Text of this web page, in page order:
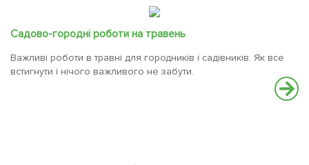
Садово-городні роботи на травень
Важливі роботи в травні для городників і садівників. Як все
встигнути і нічого важливого не забути.